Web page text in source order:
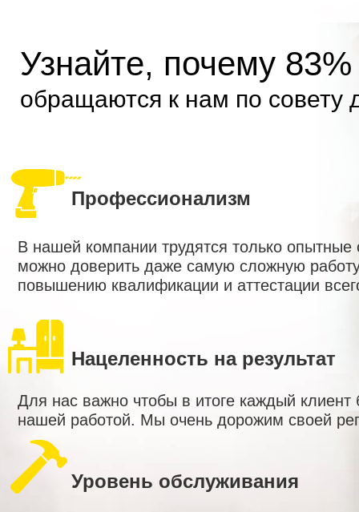
Узнайте, почему
обращаются к нам по совету
Уровень обслуживания
Нацеленность на результат
Для нас важно чтобы в итоге каждый
нашей работой. Мы очень дорожим своей
В нашей компании трудятся только
можно доверить даже самую сложную
повышению квалификации и аттестации
Профессионализм